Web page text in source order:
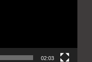
02:03